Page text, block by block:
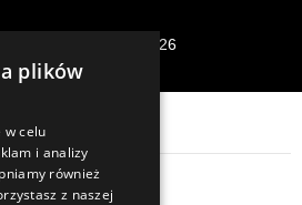
– swiatcyfrowy.pl 2026
plików
w celu
i analizy
również
z naszej